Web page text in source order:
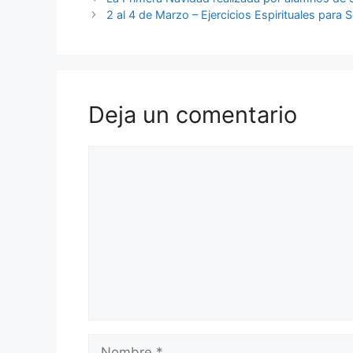
2 al 4 de Marzo – Ejercicios Espirituales para
Deja un comentario
Nombre